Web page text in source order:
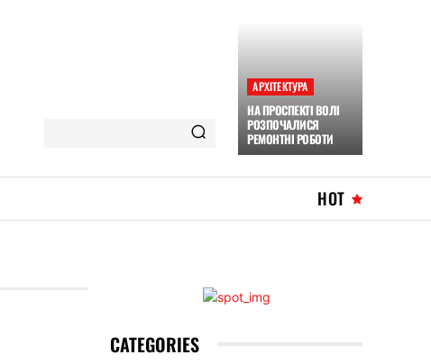
АРХІТЕКТУРА
НА ПРОСПЕКТІ ВОЛІ
РОЗПОЧАЛИСЯ
РЕМОНТНІ РОБОТИ
HOT
CATEGORIES